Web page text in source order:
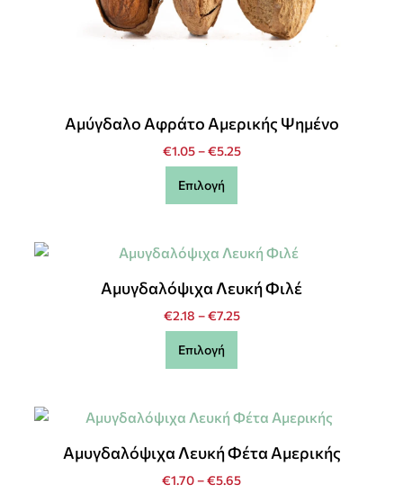
Αμύγδαλο Αφράτο Αμερικής Ψημένο
€1.05 – €5.25
Επιλογή
Αμυγδαλόψιχα Λευκή Φιλέ
€2.18 – €7.25
Επιλογή
Αμυγδαλόψιχα Λευκή Φέτα Αμερικής
€1.70–€5.65